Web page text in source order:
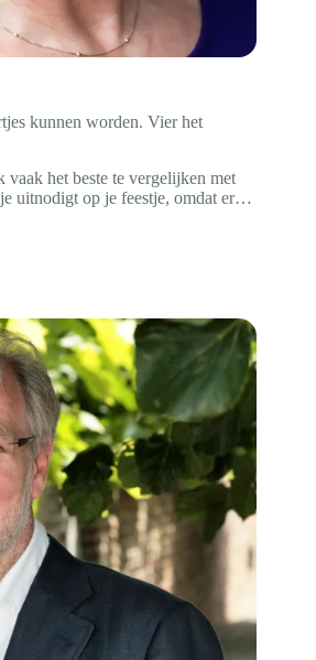
kunnen worden. Vier het
het beste te vergelijken met
uitnodigt op je feestje, omdat er
er moet nu eenmaal nog een
Sociale stijger Lenette Schuijt
invalshoek. Zij ziet diversiteit